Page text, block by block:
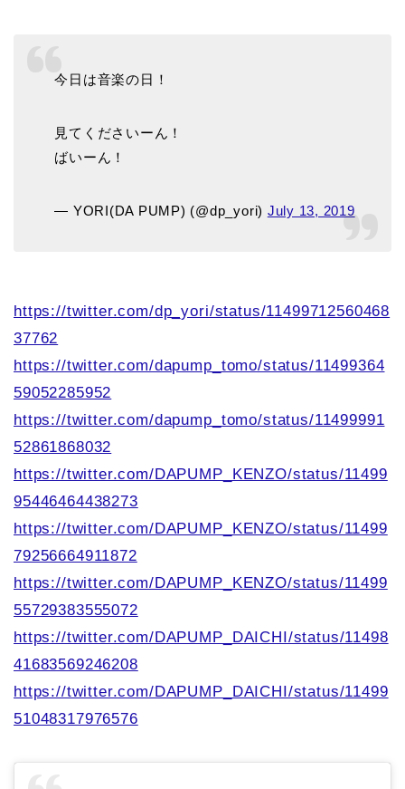
今日は音楽の日！
見てくださいーん！
ばいーん！
— YORI(DA PUMP) (@dp_yori) July 13, 2019
https://twitter.com/dp_yori/status/11499712560468
37762
https://twitter.com/dapump_tomo/status/11499364
59052285952
https://twitter.com/dapump_tomo/status/11499991
52861868032
https://twitter.com/DAPUMP_KENZO/status/11499
95446464438273
https://twitter.com/DAPUMP_KENZO/status/11499
79256664911872
https://twitter.com/DAPUMP_KENZO/status/11499
55729383555072
https://twitter.com/DAPUMP_DAICHI/status/11498
41683569246208
https://twitter.com/DAPUMP_DAICHI/status/11499
51048317976576